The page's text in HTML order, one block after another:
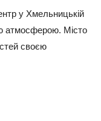
у Хмельницькій
атмосферою. Місто
своєю